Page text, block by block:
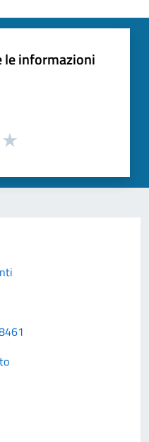
le informazioni